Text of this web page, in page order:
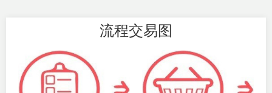
流程交易图